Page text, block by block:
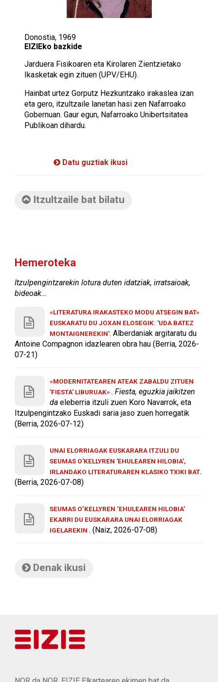
Donostia, 1969
EIZIEko bazkide
Jarduera Fisikoaren eta Kirolaren Zientzietako
Ikasketak egin zituen (UPV/EHU).
Hainbat urtez Gorputz Hezkuntzako irakaslea izan
eta gero, itzultzaile lanetan hasi zen Nafarroako
Gobernuan. Gaur egun, Nafarroako Unibertsitatea
Publikoan dihardu.
Datu guztiak ikusi
Itzultzaile bat bilatu
Hemeroteka
Itzulpengintzarekin lotura duten idatziak, irratsaioak,
bideoak…
«LITERATURA IRAKASTEKO MODU ATSEGIN BAT»
EUSKARATU DU JOXAN ELOSEGIK: 'UDA BATEZ
MONTAIGNEREKIN'. Alberdaniak argitaratu du
Antoine Compagnon idazlearen obra hau (Berria, 2026-
07-21)
«MODERNITATEAREN ATEAK ZABALDU ZITUEN
'FIESTA' LIBURUAK». Fiesta, eguzkia jaikitzen
da eleberria itzuli zuen Koro Navarrok, eta
Itzulpengintzako Euskadi saria jaso zuen horregatik
(Berria, 2026-07-12)
UNAI ELORRIAGAK EUSKARARA ITZULI DU
SEUMAS O'KELLYREN 'EHULEAREN HILOBIA',
IRLANDAKO LITERATURAREN KLASIKO TXIKI BAT.
(Berria, 2026-07-08)
SEUMAS O’KELLYREN ‘EHULEAREN HILOBIA’
EKARRI DU EUSKARARA UNAI ELORRIAGAK
IGELAREKIN . (Naiz, 2026-07-08)
Denak ikusi